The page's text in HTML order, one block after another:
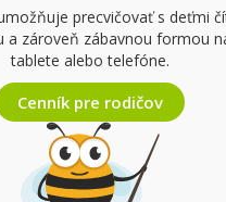
precvičovať s deťmi
a zároveň zábavnou formou
tablete alebo telefóne.
Cenník pre rodičov